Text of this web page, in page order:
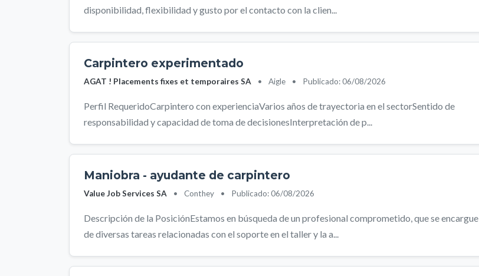
disponibilidad, flexibilidad y gusto por el contacto con la clien...
Carpintero experimentado
AGAT ! Placements fixes et temporaires SA • Aigle • Publicado: 06/08/2026
Perfil RequeridoCarpintero con experienciaVarios años de trayectoria en el sectorSentido de
responsabilidad y capacidad de toma de decisionesInterpretación de p...
Maniobra - ayudante de carpintero
Value Job Services SA • Conthey • Publicado: 06/08/2026
Descripción de la PosiciónEstamos en búsqueda de un profesional comprometido, que se encargue
de diversas tareas relacionadas con el soporte en el taller y la a...